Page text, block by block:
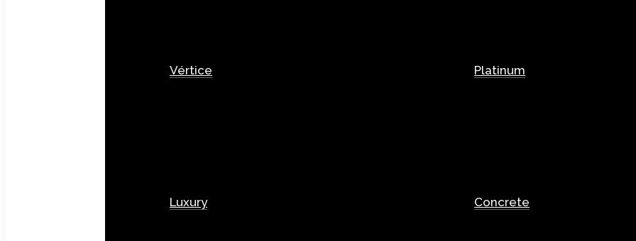
Vértice
Luxury
Platinum
Concrete